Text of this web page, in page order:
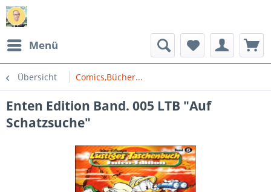
Menü
Übersicht Comics,Bücher...
Enten Edition Band. 005 LTB "Auf
Schatzsuche"